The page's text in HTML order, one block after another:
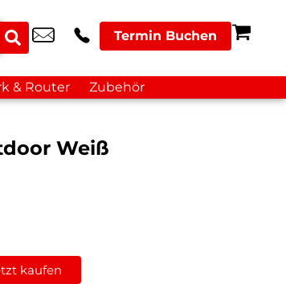
Termin Buchen
& Router Zubehör
Weiß
kaufen